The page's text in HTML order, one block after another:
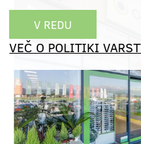
V REDU
VEČ O POLITIKI